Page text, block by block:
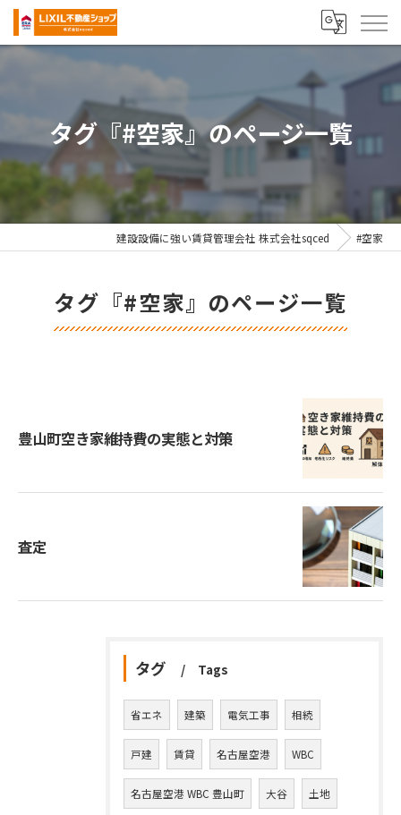
タグ『#空家』のページ一覧
建設設備に強い賃貸管理会社 株式会社sqced #空家
タグ『#空家』のページ一覧
豊山町空き家維持費の実態と対策
査定
タグ Tags
省エネ 建築 電気工事 相続
戸建 賃貸 名古屋空港 WBC
名古屋空港 WBC 豊山町 大谷 土地